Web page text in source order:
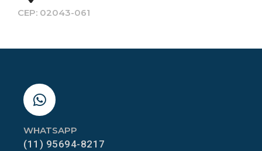
CEP: 02043-061
WHATSAPP
(11) 95694-8217